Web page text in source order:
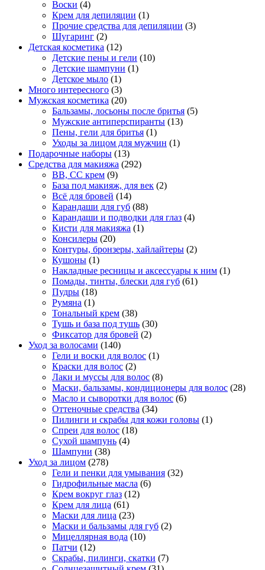
Воски (4)
Крем для депиляции (1)
Прочие средства для депиляции (3)
Шугаринг (2)
Детская косметика (12)
Детские пены и гели (10)
Детские шампуни (1)
Детское мыло (1)
Много интересного (3)
Мужская косметика (20)
Бальзамы, лосьоны после бритья (5)
Мужские антиперспиранты (13)
Пены, гели для бритья (1)
Уходы за лицом для мужчин (1)
Подарочные наборы (13)
Средства для макияжа (292)
BB, CC крем (9)
База под макияж, для век (2)
Всё для бровей (14)
Карандаши для губ (88)
Карандаши и подводки для глаз (4)
Кисти для макияжа (1)
Консилеры (20)
Контуры, бронзеры, хайлайтеры (2)
Кушоны (1)
Накладные ресницы и аксессуары к ним (1)
Помады, тинты, блески для губ (61)
Пудры (18)
Румяна (1)
Тональный крем (38)
Тушь и база под тушь (30)
Фиксатор для бровей (2)
Уход за волосами (140)
Гели и воски для волос (1)
Краски для волос (2)
Лаки и муссы для волос (8)
Маски, бальзамы, кондиционеры для волос (28)
Масло и сыворотки для волос (6)
Оттеночные средства (34)
Пилинги и скрабы для кожи головы (1)
Спреи для волос (18)
Сухой шампунь (4)
Шампуни (38)
Уход за лицом (278)
Гели и пенки для умывания (32)
Гидрофильные масла (6)
Крем вокруг глаз (12)
Крем для лица (61)
Маски для лица (23)
Маски и бальзамы для губ (2)
Мицеллярная вода (10)
Патчи (12)
Скрабы, пилинги, скатки (7)